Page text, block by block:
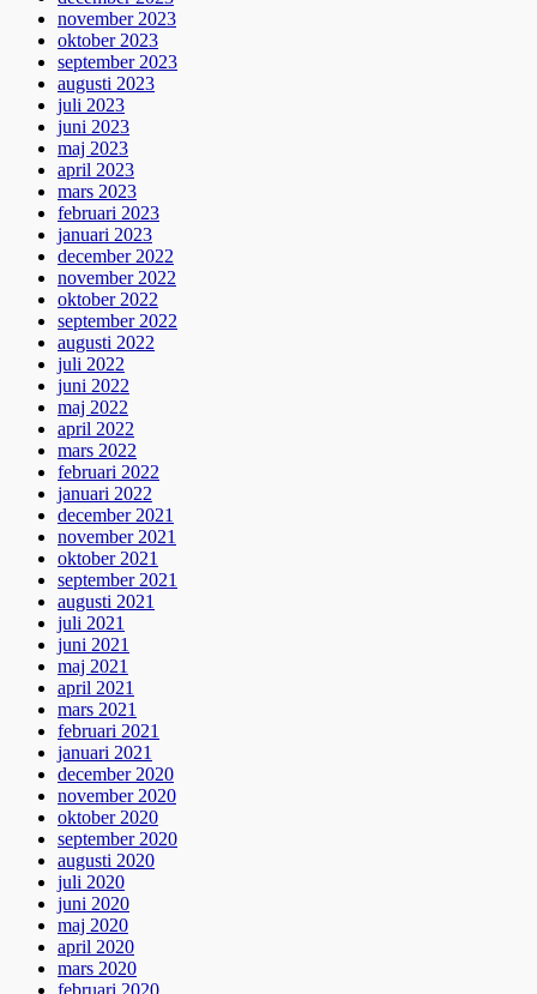
november 2023
oktober 2023
september 2023
augusti 2023
juli 2023
juni 2023
maj 2023
april 2023
mars 2023
februari 2023
januari 2023
december 2022
november 2022
oktober 2022
september 2022
augusti 2022
juli 2022
juni 2022
maj 2022
april 2022
mars 2022
februari 2022
januari 2022
december 2021
november 2021
oktober 2021
september 2021
augusti 2021
juli 2021
juni 2021
maj 2021
april 2021
mars 2021
februari 2021
januari 2021
december 2020
november 2020
oktober 2020
september 2020
augusti 2020
juli 2020
juni 2020
maj 2020
april 2020
mars 2020